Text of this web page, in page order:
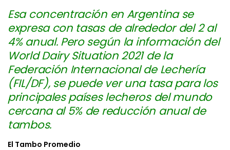
Esa concentración en Argentina se
expresa con tasas de alrededor del 2 al
4% anual. Pero según la información del
World Dairy Situation 2021 de la
Federación Internacional de Lechería
(FIL/DF), se puede ver una tasa para los
principales países lecheros del mundo
cercana al 5% de reducción anual de
tambos.
El Tambo Promedio